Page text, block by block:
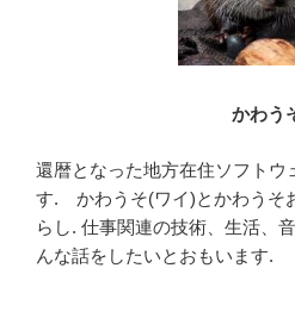
かわう
還暦となった地方在住ソフトウ
す. かわうそ(ワイ)とかわうそ
らし. 仕事関連の技術、生活、
んな話をしたいとおもいます.